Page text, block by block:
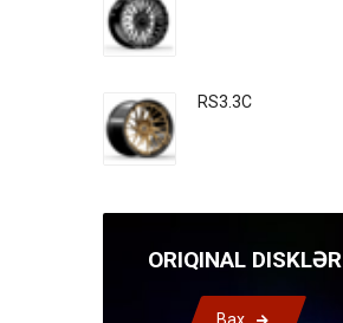
RS3.3C
ORIQINAL DISKLƏR